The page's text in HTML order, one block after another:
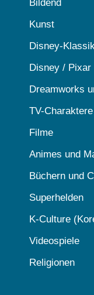
Bildend
Kunst
Disney-
Disney / Pixar
Dreamworks
TV-Charaktere
Filme
Animes und
Büchern und
Superhelden
K-Culture
Videospiele
Religionen